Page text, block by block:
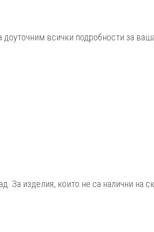
всички подробности за
За изделия, които не са налични на